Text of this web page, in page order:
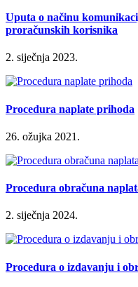
Uputa o načinu
proračunskih korisnika
2. siječnja 2023.
Procedura naplate prihoda
26. ožujka 2021.
Procedura obračuna
2. siječnja 2024.
Procedura o izdavanju i